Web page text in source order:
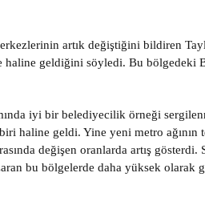
artık değiştiğini bildiren
geldiğini söyledi. Bu bölgedeki
iyi bir belediyecilik örneği
haline geldi. Yine yeni metro ağının
değişen oranlarda artış
bu bölgelerde daha yüksek olarak